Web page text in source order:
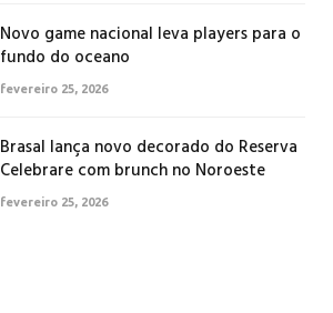
Novo game nacional leva players para o
fundo do oceano
fevereiro 25, 2026
Brasal lança novo decorado do Reserva
Celebrare com brunch no Noroeste
fevereiro 25, 2026